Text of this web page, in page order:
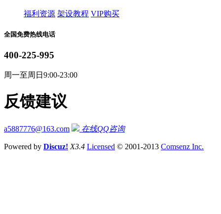
福利资源 架设教程 VIP购买
全国免费热线电话
400-225-995
周一至周日9:00-23:00
反馈建议
a5887776@163.com 在线QQ咨询
Powered by Discuz! X3.4 Licensed © 2001-2013 Comsenz Inc.